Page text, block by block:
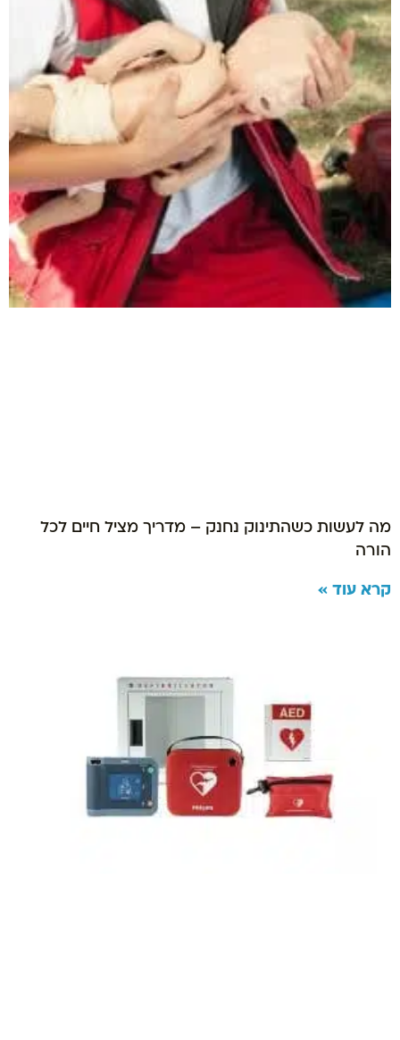
מה לעשות כשהתינוק נחנק – מדריך מציל חיים לכל
הורה
קרא עוד »